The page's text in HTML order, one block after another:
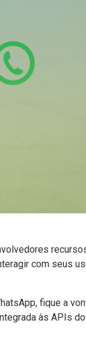
com seus
fique a
às APIs